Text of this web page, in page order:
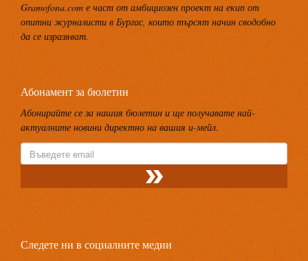
Gramofona.com е част от амбициозен проект на екип от
опитни журналисти в Бургас, които търсят начин сводобно
да се изразяват.
Абонамент за бюлетин
Абонирайте се за нашия бюлетин и ще получавате най-
актуалните новини директно на вашия и-мейл.
Следете ни в социалните медии